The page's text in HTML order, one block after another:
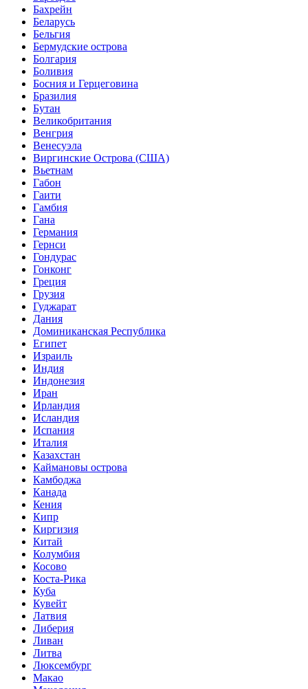
Бахрейн
Беларусь
Бельгия
Бермудские острова
Болгария
Боливия
Босния и Герцеговина
Бразилия
Бутан
Великобритания
Венгрия
Венесуэла
Виргинские Острова (США)
Вьетнам
Габон
Гаити
Гамбия
Гана
Германия
Гернси
Гондурас
Гонконг
Греция
Грузия
Гуджарат
Дания
Доминиканская Республика
Египет
Израиль
Индия
Индонезия
Иран
Ирландия
Исландия
Испания
Италия
Казахстан
Каймановы острова
Камбоджа
Канада
Кения
Кипр
Киргизия
Китай
Колумбия
Косово
Коста-Рика
Куба
Кувейт
Латвия
Либерия
Ливан
Литва
Люксембург
Макао